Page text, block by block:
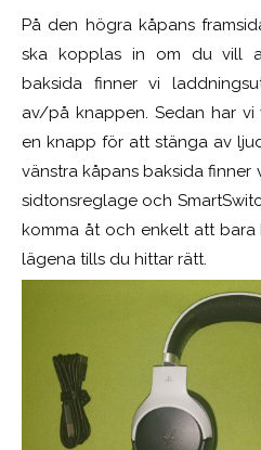
På den högra kåpans
ska kopplas in om du vill
baksida finner vi
av/på knappen. Sedan har
en knapp för att stänga av
vänstra kåpans baksida finner
sidtonsreglage och
komma åt och enkelt att
lägena tills du hittar rätt.